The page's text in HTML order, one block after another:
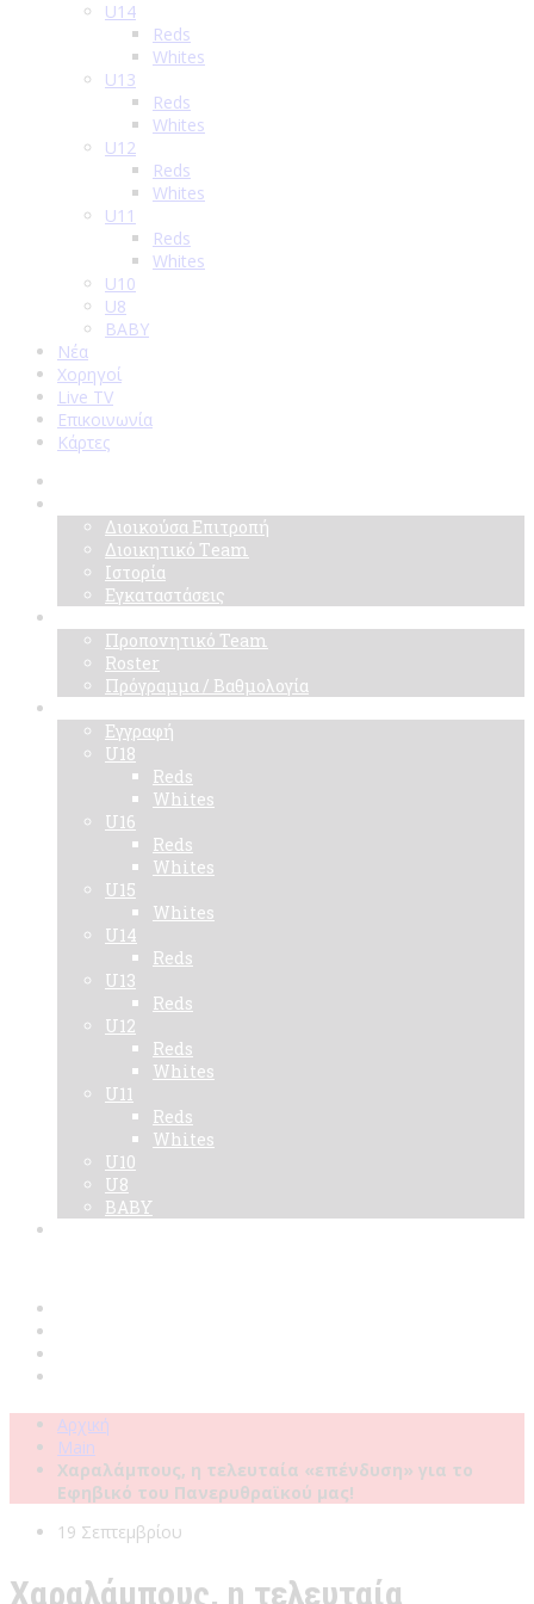
U14
Reds
Whites
U13
Reds
Whites
U12
Reds
Whites
U11
Reds
Whites
U10
U8
BABY
Νέα
Χορηγοί
Live TV
Επικοινωνία
Κάρτες
Διοικούσα Επιτροπή
Διοικητικό Τeam
Ιστορία
Εγκαταστάσεις
Προπονητικό Team
Roster
Πρόγραμμα / Βαθμολογία
Εγγραφή
U18
Reds
Whites
U16
Reds
Whites
U15
Whites
U14
Reds
U13
Reds
U12
Reds
Whites
U11
Reds
Whites
U10
U8
BABY
Αρχική
Main
Χαραλάμπους, η τελευταία «επένδυση» για το
Εφηβικό του Πανερυθραϊκού μας!
19 Σεπτεμβρίου
Χαραλάμπους, η τελευταία